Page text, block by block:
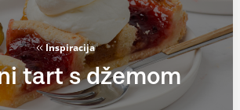
Inspiracija
tart s džemom